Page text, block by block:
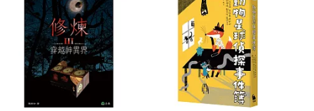
武琦(1) 江佩珊(1)
江宜蓁(1) 汪達‧佳谷(1)